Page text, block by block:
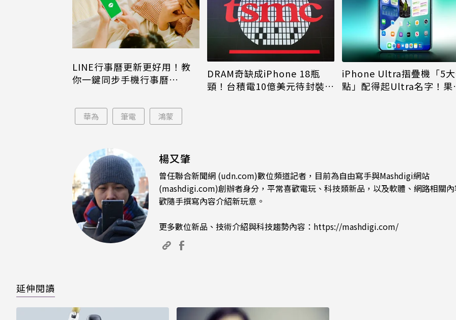
LINE行事曆更新更好用！教
你一鍵同步手機行事曆
DRAM奇缺成iPhone 18瓶
頸！台積電10億美元待封裝晶
iPhone Ultra摺疊機「5
點」配得起Ultra名字！果
華為 筆電 鴻蒙
楊又肇
曾任聯合新聞網 (udn.com)數位頻道記者，目前為自由寫手與Mashdigi網站
(mashdigi.com)創辦者身分，平常喜歡電玩、科技類新品，以及軟體、網路相關
歡隨手撰寫內容介紹新玩意。
更多數位新品、技術介紹與科技趨勢內容： https://mashdigi.com/
延伸閱讀